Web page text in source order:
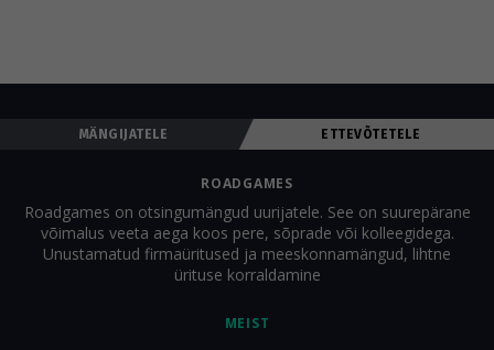
MÄNGIJATELE ETTEVÕTETELE
MEIST
ROADGAMES
Roadgames on otsingumängud uurijatele. See on suurepärane
võimalus veeta aega koos pere, sõprade või kolleegidega.
Unustamatud firmaüritused ja meeskonnamängud, lihtne
ürituse korraldamine